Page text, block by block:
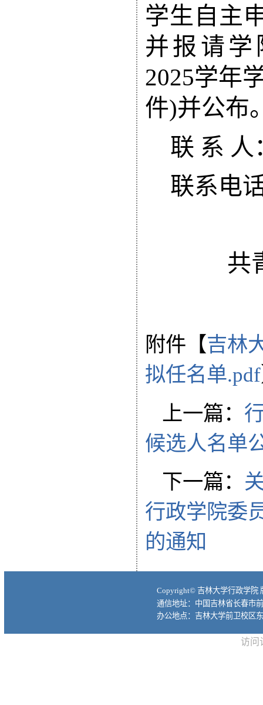
学生自主
并报请
2025学年
件)并公布
联 系 人
联系电
共
附件【吉林
拟任名单.pdf
上一篇：
候选人名单
下一篇：
行政学院委
的通知
Copyright© 吉林大学行政学院
通信地址：中国吉林省长春市
办公地点：吉林大学前卫校区
访问